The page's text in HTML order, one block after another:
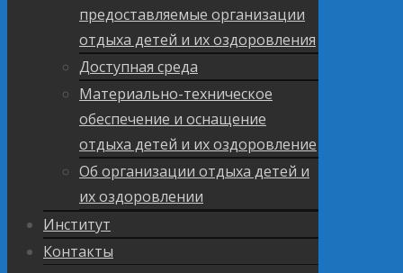
предоставляемые организации
отдыха детей и их оздоровления
Доступная среда
Материально-техническое
обеспечение и оснащение
отдыха детей и их оздоровление
Об организации отдыха детей и
их оздоровлении
Институт
Контакты